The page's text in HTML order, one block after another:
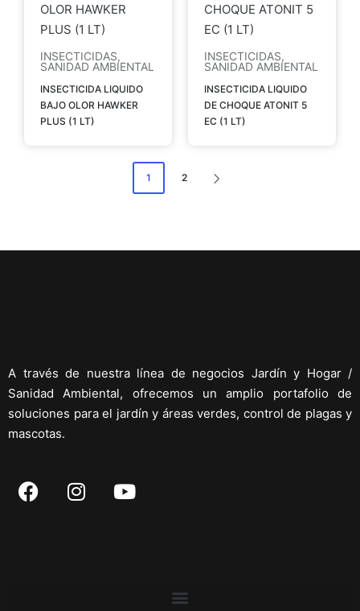
INSECTICIDAS,
SANIDAD AMBIENTAL
INSECTICIDA LIQUIDO
BAJO OLOR HAWKER
PLUS (1 LT)
INSECTICIDAS,
SANIDAD AMBIENTAL
INSECTICIDA LIQUIDO
DE CHOQUE ATONIT 5
EC (1 LT)
1 2
A través de nuestra línea de negocios Jardín y Hogar /
Sanidad Ambiental, ofrecemos un amplio portafolio de
soluciones para el jardín y áreas verdes, control de plagas y
mascotas.